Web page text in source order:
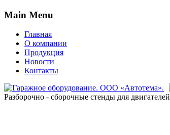
Main Menu
Главная
О компании
Продукция
Новости
Контакты
Разборочно - сборочные стенды для двигателей